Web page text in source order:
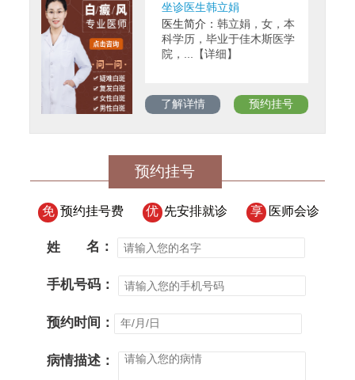
坐诊医生韩立娟
医生简介： 韩立娟，女，本
科学历，毕业于佳木斯医学
院，...【详细】
了解详情 预约挂号
预约挂号
免 预约挂号费 优 先安排就诊 享 医师会诊
姓 名：
手机号码：
预约时间：
病情描述：